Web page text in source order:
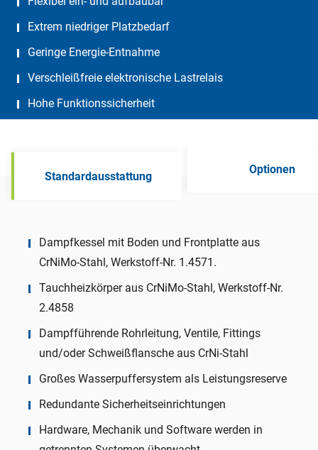
Extrem niedriger Platzbedarf
Geringe Energie-Entnahme
Verschleißfreie elektronische Lastrelais
Hohe Funktionssicherheit
Standardausstattung
Optionen
Dampfkessel mit Boden und Frontplatte aus
CrNiMo-Stahl, Werkstoff-Nr. 1.4571.
Tauchheizkörper aus CrNiMo-Stahl, Werkstoff-Nr.
2.4858
Dampfführende Rohrleitung, Ventile, Fittings
und/oder Schweißflansche aus CrNi-Stahl
Großes Wasserpuffersystem als Leistungsreserve
Redundante Sicherheitseinrichtungen
Hardware, Mechanik und Software werden in